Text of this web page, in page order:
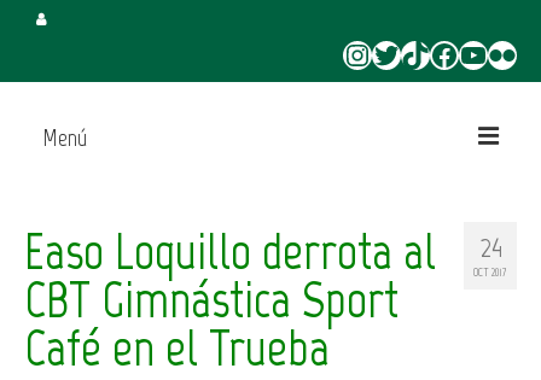
Instagram
Twitter
TikTokFacebook
YouTube
Flickr
Menú
Juega en CBT
Campus de Verano
Torneo 3×3 Verano
24
OCT 2017
Easo Loquillo derrota al
CBT Gimnástica Sport
Café en el Trueba